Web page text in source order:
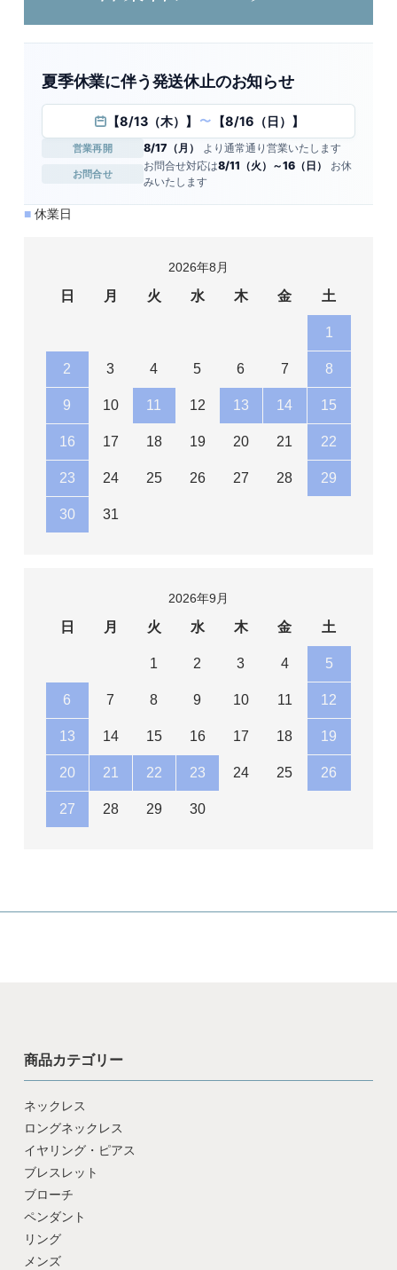
夏季休業に伴う発送休止のお知らせ
【8/13（木）】 〜 【8/16（日）】
営業再開 8/17（月） より通常通り営業いたします
お問合せ
お問合せ対応は8/11（火）～16（日）
お休
みいたします
■休業日
2026年8月
日 月 火 水 木 金 土
1
2 3 4 5 6 7 8
9 10 11 12 13 14 15
16 17 18 19 20 21 22
23 24 25 26 27 28 29
30 31
2026年9月
日 月 火 水 木 金 土
1 2 3 4 5
6 7 8 9 10 11 12
13 14 15 16 17 18 19
20 21 22 23 24 25 26
27 28 29 30
商品カテゴリー
ネックレス
ロングネックレス
イヤリング・ピアス
ブレスレット
ブローチ
ペンダント
リング
メンズ